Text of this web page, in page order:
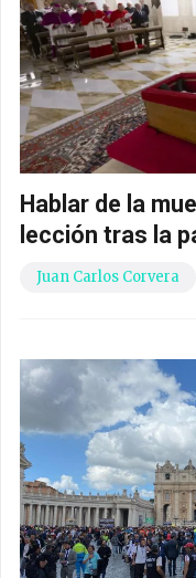
Hablar de la
lección tras la
Juan Carlos Corvera